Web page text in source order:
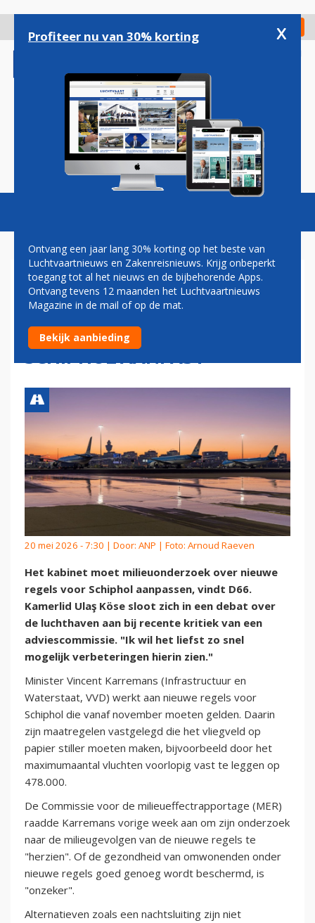
gaan
Check in
Magazine Podcasts Vacatures
D66 WIL DAT MINISTER
KARREMANS
MILIEUONDERZOEK
SCHIPHOL AANPAST
20 mei 2026 - 7:30 | Door: ANP | Foto: Arnoud Raeven
Het kabinet moet milieuonderzoek over nieuwe
regels voor Schiphol aanpassen, vindt D66.
Kamerlid Ulaş Köse sloot zich in een debat over
de luchthaven aan bij recente kritiek van een
adviescommissie. "Ik wil het liefst zo snel
mogelijk verbeteringen hierin zien."
Minister Vincent Karremans (Infrastructuur en
Waterstaat, VVD) werkt aan nieuwe regels voor
Schiphol die vanaf november moeten gelden. Daarin
zijn maatregelen vastgelegd die het vliegveld op
papier stiller moeten maken, bijvoorbeeld door het
maximumaantal vluchten voorlopig vast te leggen op
478.000.
De Commissie voor de milieueffectrapportage (MER)
raadde Karremans vorige week aan om zijn onderzoek
naar de milieugevolgen van de nieuwe regels te
"herzien". Of de gezondheid van omwonenden onder
nieuwe regels goed genoeg wordt beschermd, is
"onzeker".
Alternatieven zoals een nachtsluiting zijn niet
Profiteer nu van 30% korting x
Ontvang een jaar lang 30% korting op het beste van
Luchtvaartnieuws en Zakenreisnieuws. Krijg onbeperkt
toegang tot al het nieuws en de bijbehorende Apps.
Ontvang tevens 12 maanden het Luchtvaartnieuws
Magazine in de mail of op de mat.
Bekijk aanbieding